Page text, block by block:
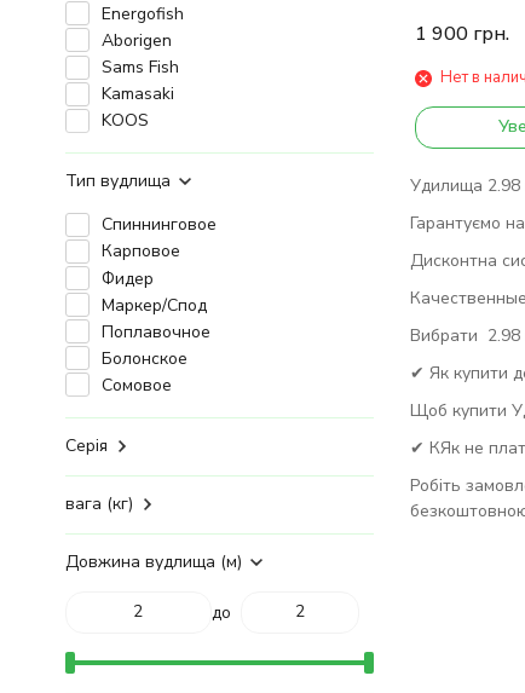
1 900 грн.
Нет в
Удилища 2.98
Гарантуємо
Дисконтна
Вибрати 2.98
✔ Як купити
Щоб купити
✔ КЯк не
Робіть
Energofish
Aborigen
Sams Fish
Kamasaki
KOOS
Тип вудлища
Спиннинговое
Карповое
Фидер
Маркер/Спод
Поплавочное
Болонское
Сомовое
Серія
вага (кг)
Довжина вудлища (м)
до